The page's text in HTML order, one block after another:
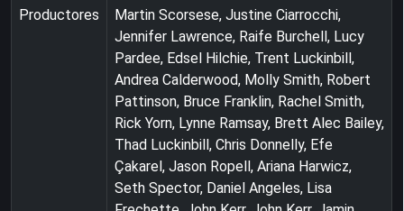
Productores
Martin Scorsese, Justine Ciarrocchi,
Jennifer Lawrence, Raife Burchell, Lucy
Pardee, Edsel Hilchie, Trent Luckinbill,
Andrea Calderwood, Molly Smith, Robert
Pattinson, Bruce Franklin, Rachel Smith,
Rick Yorn, Lynne Ramsay, Brett Alec Bailey,
Thad Luckinbill, Chris Donnelly, Efe
Çakarel, Jason Ropell, Ariana Harwicz,
Seth Spector, Daniel Angeles, Lisa